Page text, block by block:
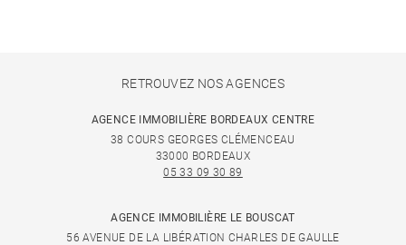
RETROUVEZ NOS AGENCES
AGENCE IMMOBILIÈRE BORDEAUX CENTRE
38 COURS GEORGES CLÉMENCEAU
33000 BORDEAUX
05 33 09 30 89
AGENCE IMMOBILIÈRE LE BOUSCAT
56 AVENUE DE LA LIBÉRATION CHARLES DE GAULLE